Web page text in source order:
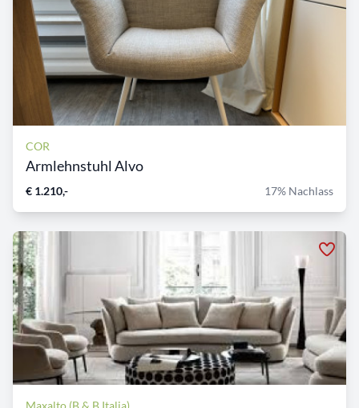
COR
Armlehnstuhl Alvo
€ 1.210,- 17% Nachlass